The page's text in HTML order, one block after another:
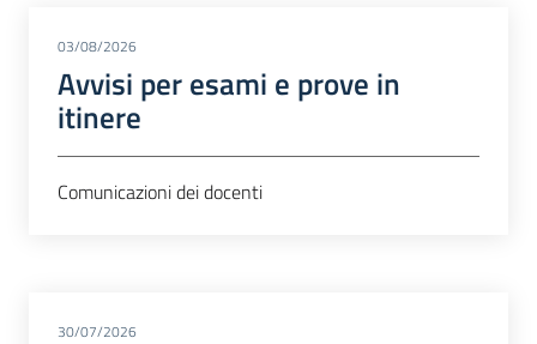
03/08/2026
Avvisi per esami e prove in
itinere
Comunicazioni dei docenti
30/07/2026